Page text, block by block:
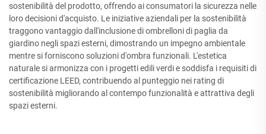
sostenibilità del prodotto, offrendo ai consumatori la sicurezza nelle
loro decisioni d'acquisto. Le iniziative aziendali per la sostenibilità
traggono vantaggio dall'inclusione di ombrelloni di paglia da
giardino negli spazi esterni, dimostrando un impegno ambientale
mentre si forniscono soluzioni d'ombra funzionali. L'estetica
naturale si armonizza con i progetti edili verdi e soddisfa i requisiti di
certificazione LEED, contribuendo al punteggio nei rating di
sostenibilità migliorando al contempo funzionalità e attrattiva degli
spazi esterni.